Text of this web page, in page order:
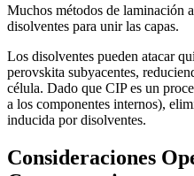
Muchos métodos de laminación
disolventes para unir las capas.
Los disolventes pueden atacar
perovskita subyacentes,
célula. Dado que CIP es un
a los componentes internos),
inducida por disolventes.
Consideraciones